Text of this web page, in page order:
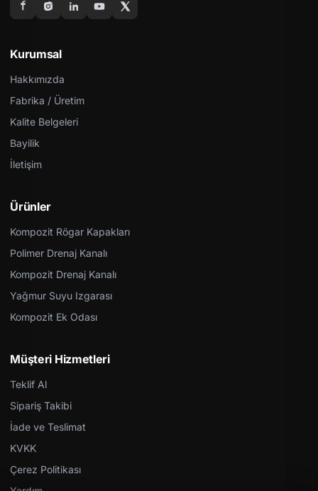
Kurumsal
Hakkımızda
Fabrika / Üretim
Kalite Belgeleri
Bayilik
İletişim
Ürünler
Kompozit Rögar Kapakları
Polimer Drenaj Kanalı
Kompozit Drenaj Kanalı
Yağmur Suyu Izgarası
Kompozit Ek Odası
Müşteri Hizmetleri
Teklif Al
Sipariş Takibi
İade ve Teslimat
KVKK
Çerez Politikası